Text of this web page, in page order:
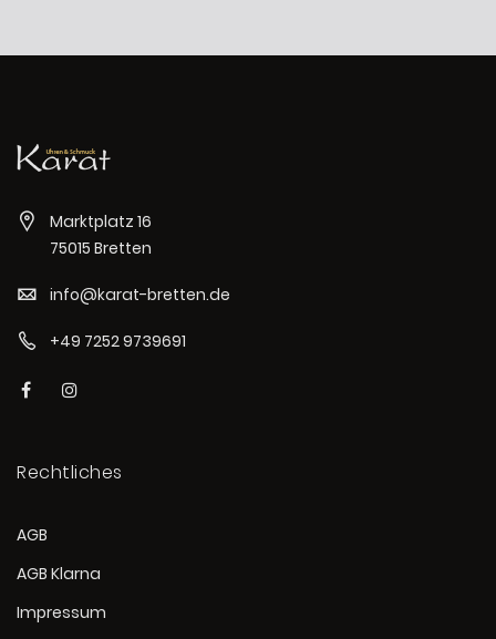
Marktplatz 16
75015 Bretten
info@karat-bretten.de
+49 7252 9739691
Rechtliches
AGB
AGB Klarna
Impressum